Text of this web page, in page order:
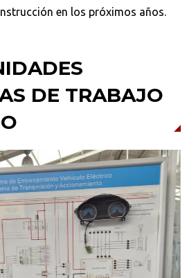
en los próximos años.
DE TRABAJO